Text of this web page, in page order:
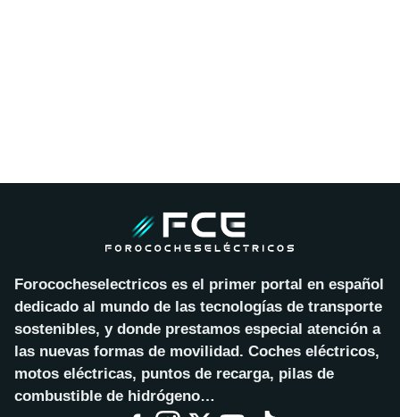
Forococheselectricos es el primer portal en español
dedicado al mundo de las tecnologías de transporte
sostenibles, y donde prestamos especial atención a
las nuevas formas de movilidad. Coches eléctricos,
motos eléctricas, puntos de recarga, pilas de
combustible de hidrógeno…